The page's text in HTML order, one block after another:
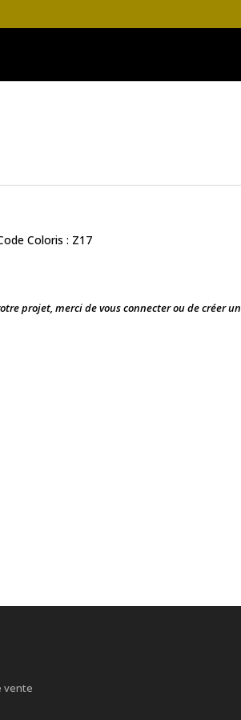
Coloris : Z17
projet, merci de vous connecter ou de créer un
vente